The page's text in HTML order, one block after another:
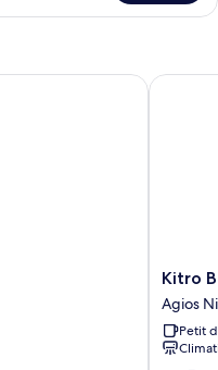
Kitro
Beach
Hοtel
Agios
Nikolaos
Kitro
Agios
Petit
Kitro